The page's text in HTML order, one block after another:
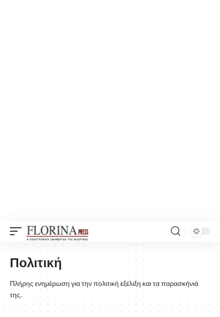
Πολιτική
Πλήρης ενημέρωση για την πολιτική εξέλιξη και τα παρασκήνιά
της.